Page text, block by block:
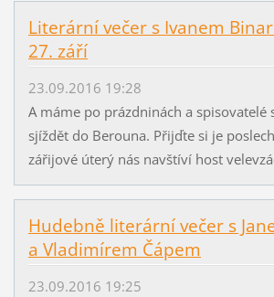
Literární večer s Ivanem
27. září
23.09.2016 19:28
A máme po prázdninách a spisovatelé
sjíždět do Berouna. Přijďte si je
zářijové úterý nás navštíví host
Hudebně literární večer s
a Vladimírem Čápem
23.09.2016 19:25